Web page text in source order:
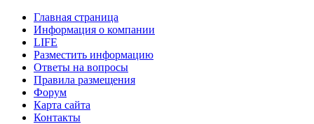
Главная страница
Информация о компании
LIFE
Разместить информацию
Ответы на вопросы
Правила размещения
Форум
Карта сайта
Контакты